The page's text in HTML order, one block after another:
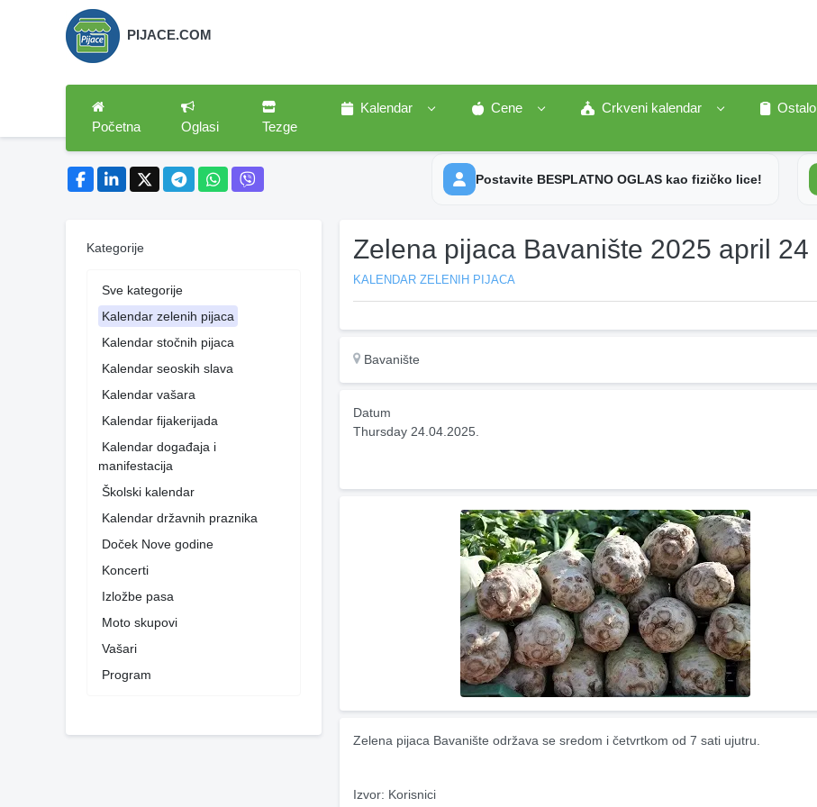
PIJACE.COM
Početna Oglasi Tezge
Kalendar Cene Crkveni kalendar
Ostalo
Postavite BESPLATNO OGLAS kao fizičko lice!
Kategorije
Sve kategorije
Kalendar zelenih pijaca
Kalendar stočnih pijaca
Kalendar seoskih slava
Kalendar vašara
Kalendar fijakerijada
Kalendar događaja i
manifestacija
Školski kalendar
Kalendar državnih praznika
Doček Nove godine
Koncerti
Izložbe pasa
Moto skupovi
Vašari
Program
Zelena pijaca Bavanište 2025 april 24
KALENDAR ZELENIH PIJACA
Bavanište
Datum
Thursday 24.04.2025.
Zelena pijaca Bavanište održava se sredom i četvrtkom od 7 sati ujutru.
Izvor: Korisnici